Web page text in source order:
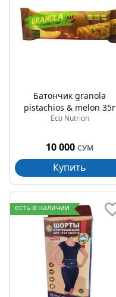
Батончик granola
pistachios & melon 35г
Eco Nutrion
10 000 СУМ
Купить
есть в наличии